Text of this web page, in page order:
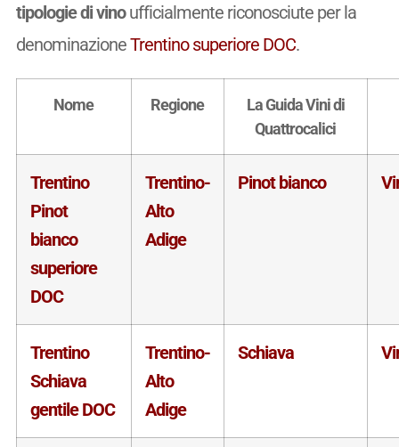
tipologie di vinoufficialmente riconosciute per la
denominazioneTrentino superiore DOC.
Nome Regione
La Guida Vini di
Quattrocalici
Trentino
Pinot
bianco
superiore
DOC
Trentino-
Alto
Adige
Pinot bianco
Trentino
Schiava
gentile DOC
Trentino-
Alto
Adige
Schiava